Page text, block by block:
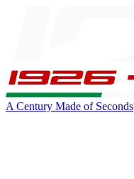
A Century Made of Seconds